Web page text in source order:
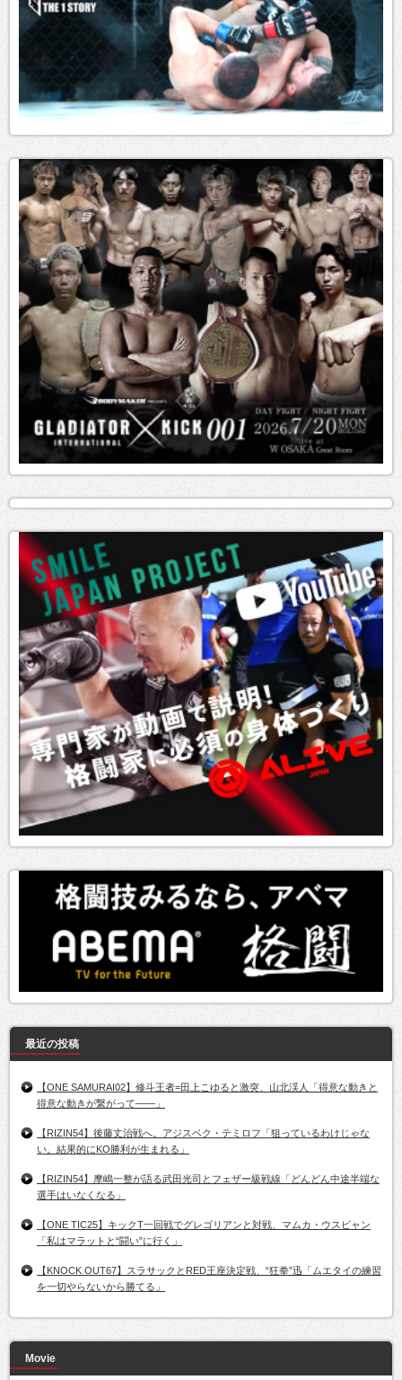
最近の投稿
【ONE SAMURAI02】修斗王者=田上こゆると激突、山北渓人「得意な動きと
得意な動きが繋がって――」
【RIZIN54】後藤丈治戦へ。アジスベク・テミロフ「狙っているわけじゃな
い。結果的にKO勝利が生まれる」
【RIZIN54】摩嶋一整が語る武田光司とフェザー級戦線「どんどん中途半端な
選手はいなくなる」
【ONE TIC25】キックT一回戦でグレゴリアンと対戦、マムカ・ウスビャン
「私はマラットと“闘い”に行く」
【KNOCK OUT67】スラサックとRED王座決定戦、“狂拳”迅「ムエタイの練習
を一切やらないから勝てる」
Movie